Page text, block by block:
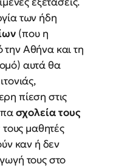
των ήδη
(που η
Αθήνα και τη
αυτά θα
πίεση στις
σχολεία τους
τους μαθητές
καν ή δεν
τους στο